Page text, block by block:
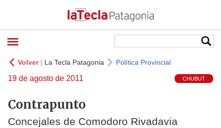
Volver| La Tecla Patagonia Política Provincial
19 de agosto de 2011 CHUBUT
Contrapunto
Concejales de Comodoro Rivadavia